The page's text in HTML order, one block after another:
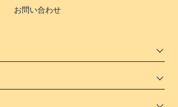
お問い合わせ